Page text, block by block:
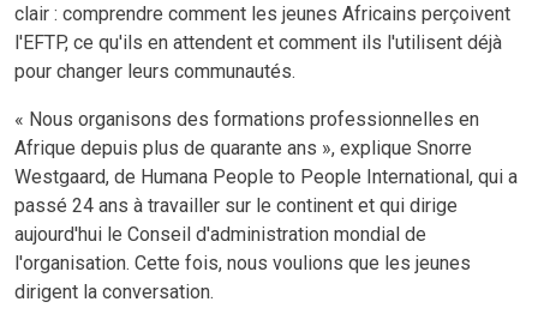
clair : comprendre comment les jeunes Africains perçoivent
l'EFTP, ce qu'ils en attendent et comment ils l'utilisent déjà
pour changer leurs communautés.
« Nous organisons des formations professionnelles en
Afrique depuis plus de quarante ans », explique Snorre
Westgaard, de Humana People to People International, qui a
passé 24 ans à travailler sur le continent et qui dirige
aujourd'hui le Conseil d'administration mondial de
l'organisation. Cette fois, nous voulions que les jeunes
dirigent la conversation.